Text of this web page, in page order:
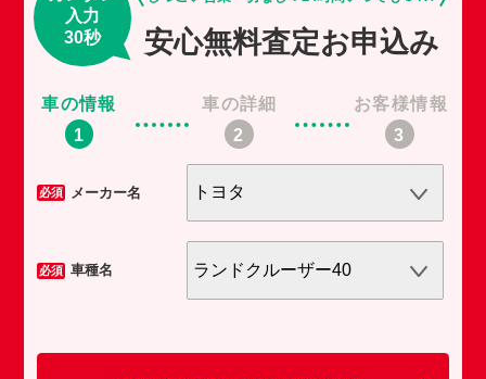
入力
30秒 安心無料査定お申込み
車の情報 車の詳細 お客様情報
必須 メーカー名
必須 車種名